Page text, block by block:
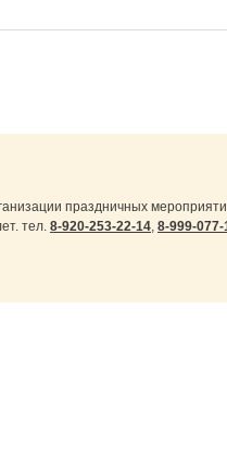
праздничных
тел. 8-920-253-22-14, 8-999-077-